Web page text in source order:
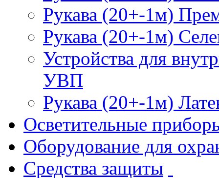
Рукава (20+-1м)
Рукава (20+-1м)
Устройства для
УВП
Рукава (20+-1м)
Осветительные
Оборудование для
Средства защиты